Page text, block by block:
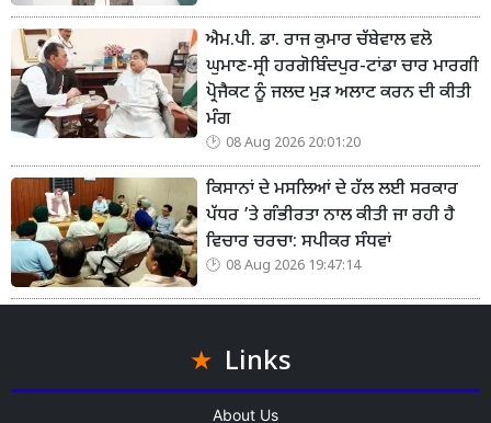
ਐਮ.ਪੀ. ਡਾ. ਰਾਜ ਕੁਮਾਰ ਚੱਬੇਵਾਲ ਵਲੋ
ਘੁਮਾਣ-ਸ੍ਰੀ ਹਰਗੋਬਿੰਦਪੁਰ-ਟਾਂਡਾ ਚਾਰ ਮਾਰਗੀ
ਪ੍ਰੋਜੈਕਟ ਨੂੰ ਜਲਦ ਮੁੜ ਅਲਾਟ ਕਰਨ ਦੀ ਕੀਤੀ
ਮੰਗ
08 Aug 2026 20:01:20
ਕਿਸਾਨਾਂ ਦੇ ਮਸਲਿਆਂ ਦੇ ਹੱਲ ਲਈ ਸਰਕਾਰ
ਪੱਧਰ ’ਤੇ ਗੰਭੀਰਤਾ ਨਾਲ ਕੀਤੀ ਜਾ ਰਹੀ ਹੈ
ਵਿਚਾਰ ਚਰਚਾ: ਸਪੀਕਰ ਸੰਧਵਾਂ
08 Aug 2026 19:47:14
Links
About Us